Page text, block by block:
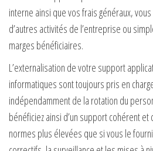
interne ainsi que vos frais généraux,
d’autres activités de l’entreprise ou
marges bénéficiaires.
L’externalisation de votre support
informatiques sont toujours pris en
indépendamment de la rotation du
bénéficiez ainsi d’un support cohérent
normes plus élevées que si vous le